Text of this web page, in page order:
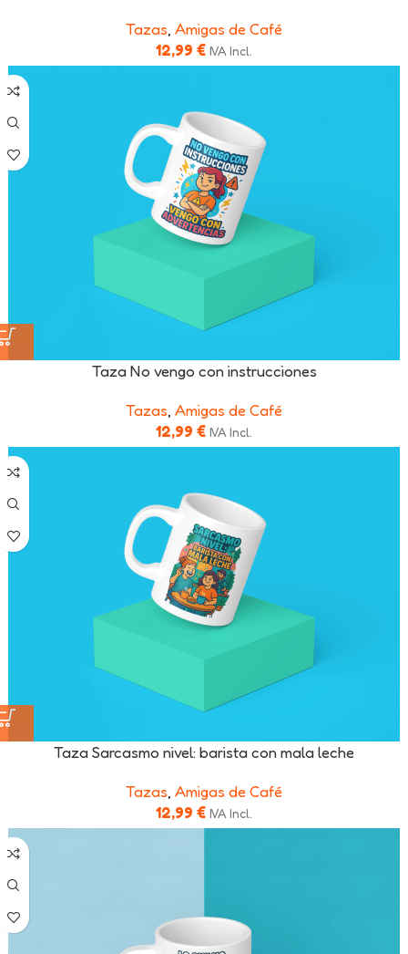
Tazas Amigas de Café
12,99 € IVA Incl.
Taza No vengo con instrucciones
Tazas Amigas de Café
12,99 € IVA Incl.
Taza Sarcasmo nivel: barista con mala leche
Tazas Amigas de Café
12,99 € IVA Incl.